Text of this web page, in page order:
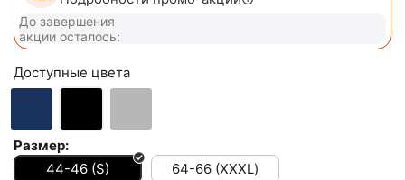
До завершения
акции осталось:
Доступные цвета
Размер:
44-46 (S)
64-66 (ХХХL)